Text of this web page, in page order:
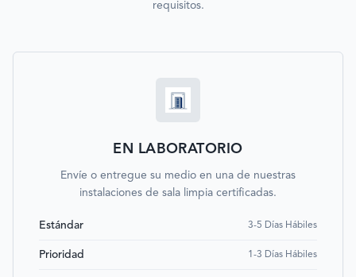
requisitos.
EN LABORATORIO
Envíe o entregue su medio en una de nuestras
instalaciones de sala limpia certificadas.
Estándar 3-5 Días Hábiles
Prioridad 1-3 Días Hábiles